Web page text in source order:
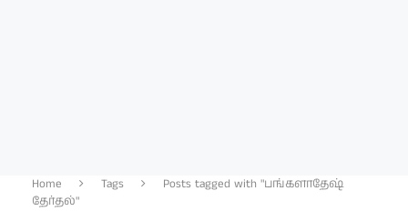
Home Tags
Posts tagged with "பங்களாதேஷ்
தேர்தல்"